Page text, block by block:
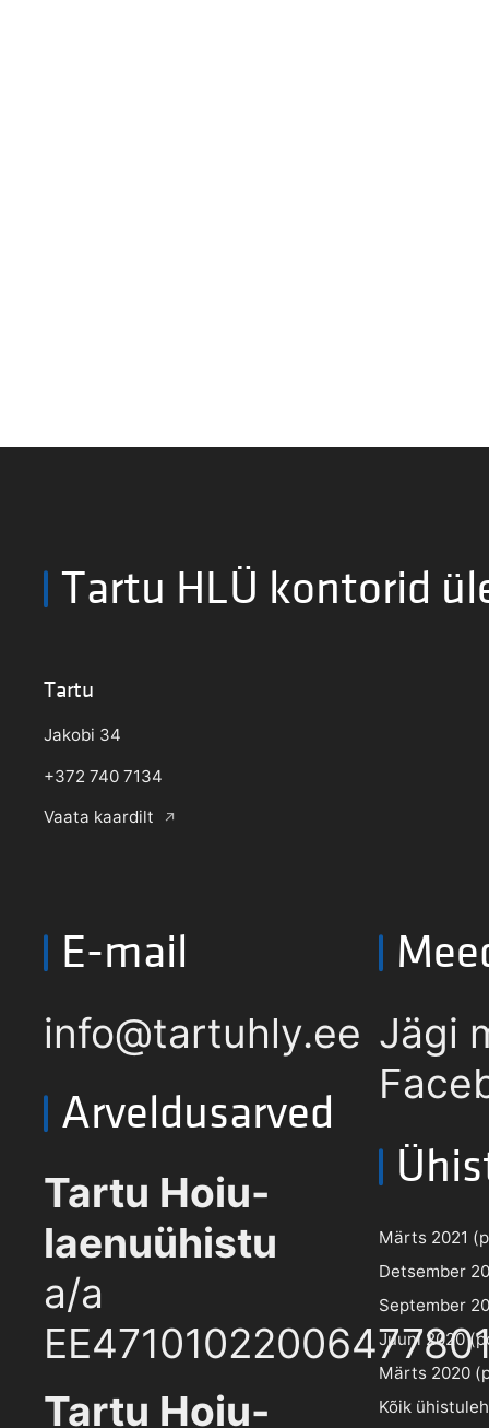
Tartu HLÜ kontorid
Tartu
Jakobi 34
+372 740 7134
Vaata kaardilt
E-mail
info@tartuhly.ee
Arveldusarved
Tartu Hoiu-
laenuühistu
a/a
Tartu Hoiu-
Jägi
Märts 2021
Detsember
September
Juuni 2020
Märts 2020
Kõik